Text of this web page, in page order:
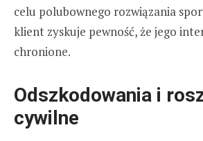
celu polubownego rozwiązania
klient zyskuje pewność, że jego
chronione.
Odszkodowania i
cywilne